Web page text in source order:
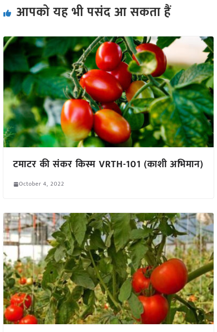
आपको यह भी पसंद आ सकता हैं
टमाटर की संकर किस्म VRTH-101 (काशी अभिमान)
October 4, 2022